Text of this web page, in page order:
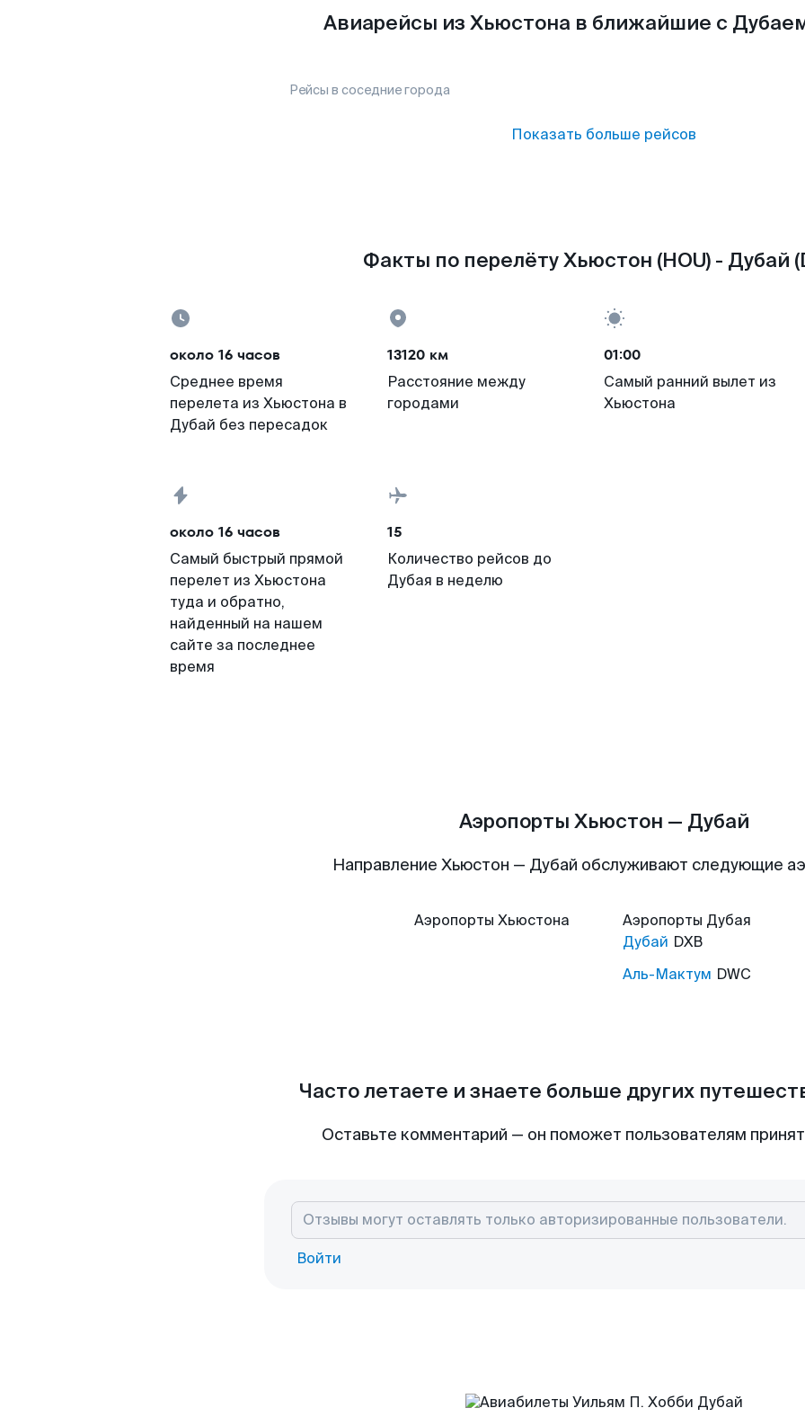
Авиарейсы из Хьюстона в ближайшие с
Рейсы в соседние города
Показать больше рейсов
Факты по перелёту Хьюстон (HOU) - Дубай
около 16 часов
Среднее время
перелета из Хьюстона в
Дубай без пересадок
13120 км
Расстояние между
городами
01:00
Самый ранний вылет из
Хьюстона
около 16 часов
Самый быстрый прямой
перелет из Хьюстона
туда и обратно,
найденный на нашем
сайте за последнее
время
15
Количество рейсов до
Дубая в неделю
Аэропорты Хьюстон — Дубай
Направление Хьюстон — Дубай обслуживают следующие
Аэропорты Хьюстона Аэропорты Дубая
Дубай DXB
Аль-Мактум DWC
Часто летаете и знаете больше других
Оставьте комментарий — он поможет пользователям
Войти